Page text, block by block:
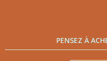
PENSEZ À